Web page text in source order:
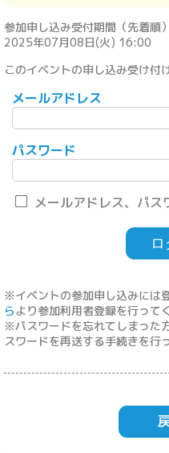
参加申し込み受付期間（先着
2025年07月08日(火) 16:00
このイベントの申し込み受け付
メールアドレス
パスワード
メールアドレス、パス
※イベントの参加申し込みには
らより参加利用者登録を行って
※パスワードを忘れてしまった方
スワードを再送する手続きを行